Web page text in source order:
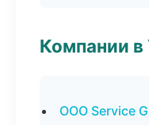
Компании
ООО Service